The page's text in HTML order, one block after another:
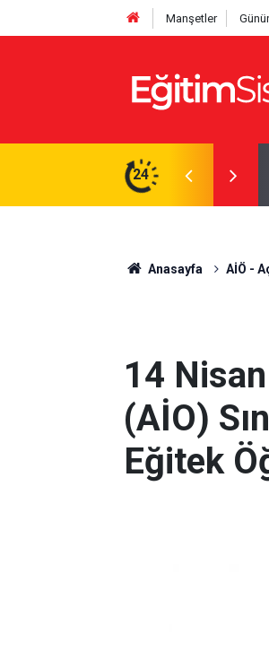
Manşetler
24
Belli Oldu: İki Program 500 Puanla
Anasayfa AİÖ -
14
(AİO)
Eğitek